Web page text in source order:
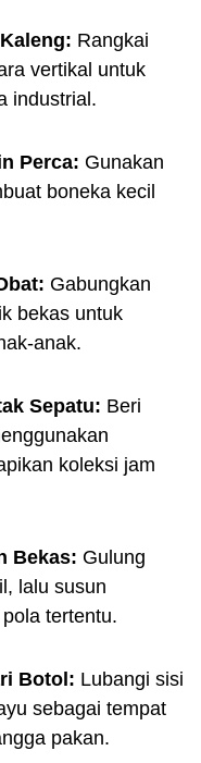
Rangkai
vertikal untuk
industrial.
Perca: Gunakan
boneka kecil
Gabungkan
bekas untuk
anak.
Sepatu: Beri
koleksi jam
Bekas: Gulung
lalu susun
tertentu.
Botol: Lubangi sisi
sebagai tempat
pakan.